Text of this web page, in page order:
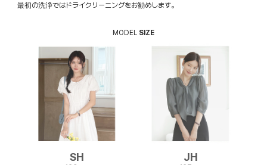
最初の洗浄ではドライクリーニングをお勧めします。
MODEL SIZE
SH JH